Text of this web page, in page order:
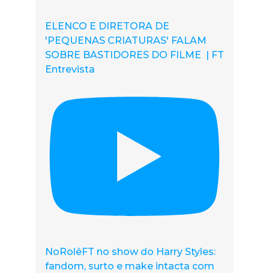
ELENCO E DIRETORA DE
'PEQUENAS CRIATURAS' FALAM
SOBRE BASTIDORES DO FILME | FT
Entrevista
NoRolêFT no show do Harry Styles:
fandom, surto e make intacta com